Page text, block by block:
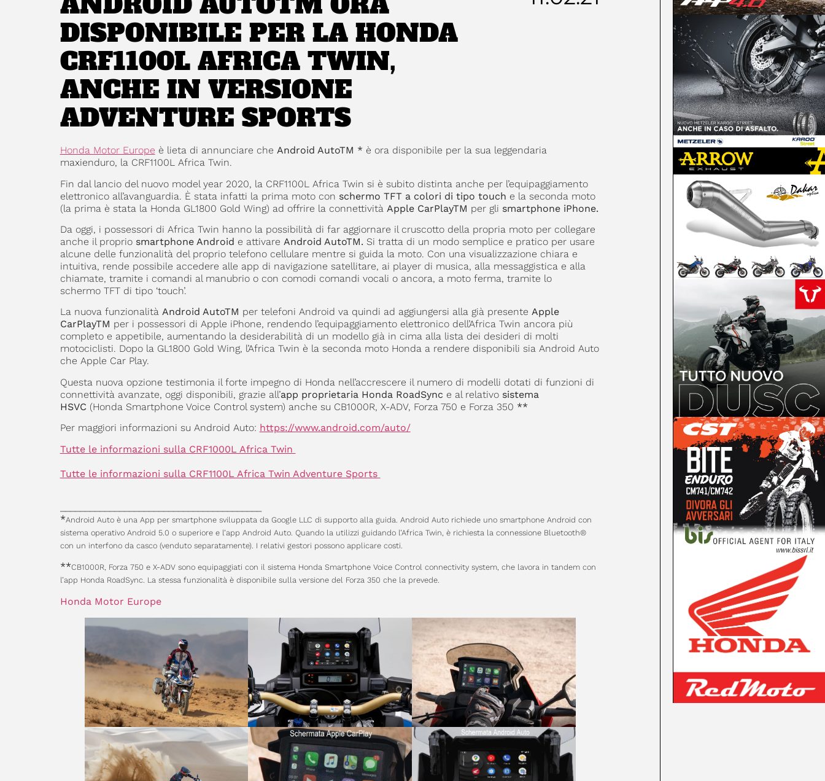
DISPONIBILE PER LA HONDA
CRF1100L AFRICA TWIN,
ANCHE IN VERSIONE
ADVENTURE SPORTS
Honda Motor Europe è lieta di annunciare che Android AutoTM * è ora disponibile per la sua leggendaria
maxienduro, la CRF1100L Africa Twin.
Fin dal lancio del nuovo model year 2020, la CRF1100L Africa Twin si è subito distinta anche per l’equipaggiamento
elettronico all’avanguardia. È stata infatti la prima moto con schermo TFT a colori di tipo touch e la seconda moto
(la prima è stata la Honda GL1800 Gold Wing) ad offrire la connettività Apple CarPlayTM per gli smartphone iPhone.
Da oggi, i possessori di Africa Twin hanno la possibilità di far aggiornare il cruscotto della propria moto per collegare
anche il proprio smartphone Android e attivare Android AutoTM. Si tratta di un modo semplice e pratico per usare
alcune delle funzionalità del proprio telefono cellulare mentre si guida la moto. Con una visualizzazione chiara e
intuitiva, rende possibile accedere alle app di navigazione satellitare, ai player di musica, alla messaggistica e alla
chiamate, tramite i comandi al manubrio o con comodi comandi vocali o ancora, a moto ferma, tramite lo
schermo TFT di tipo ‘touch’.
La nuova funzionalità Android AutoTM per telefoni Android va quindi ad aggiungersi alla già presente Apple
CarPlayTM per i possessori di Apple iPhone, rendendo l’equipaggiamento elettronico dell’Africa Twin ancora più
completo e appetibile, aumentando la desiderabilità di un modello già in cima alla lista dei desideri di molti
motociclisti. Dopo la GL1800 Gold Wing, l’Africa Twin è la seconda moto Honda a rendere disponibili sia Android Auto
che Apple Car Play.
Questa nuova opzione testimonia il forte impegno di Honda nell’accrescere il numero di modelli dotati di funzioni di
connettività avanzate, oggi disponibili, grazie all’app proprietaria Honda RoadSync e al relativo sistema
HSVC (Honda Smartphone Voice Control system) anche su CB1000R, X-ADV, Forza 750 e Forza 350 **
Per maggiori informazioni su Android Auto: https://www.android.com/auto/
Tutte le informazioni sulla CRF1000L Africa Twin
Tutte le informazioni sulla CRF1100L Africa Twin Adventure Sports
*Android Auto è una App per smartphone sviluppata da Google LLC di supporto alla guida. Android Auto richiede uno smartphone Android con
sistema operativo Android 5.0 o superiore e l’app Android Auto. Quando la utilizzi guidando l’Africa Twin, è richiesta la connessione Bluetooth®
con un interfono da casco (venduto separatamente). I relativi gestori possono applicare costi.
**CB1000R, Forza 750 e X-ADV sono equipaggiati con il sistema Honda Smartphone Voice Control connectivity system, che lavora in tandem con
l’app Honda RoadSync. La stessa funzionalità è disponibile sulla versione del Forza 350 che la prevede.
Honda Motor Europe